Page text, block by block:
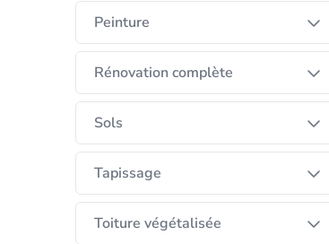
Peinture
Rénovation complète
Sols
Tapissage
Toiture végétalisée